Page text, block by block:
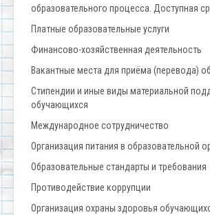
образовательного процесса. Доступная
Платные образовательные услуги
Финансово-хозяйственная деятельность
Вакантные места для приёма (перевода)
Стипендии и иные виды материальной
обучающихся
Международное сотрудничество
Организация питания в образовательной
Образовательные стандарты и требования
Противодействие коррупции
Организация охраны здоровья